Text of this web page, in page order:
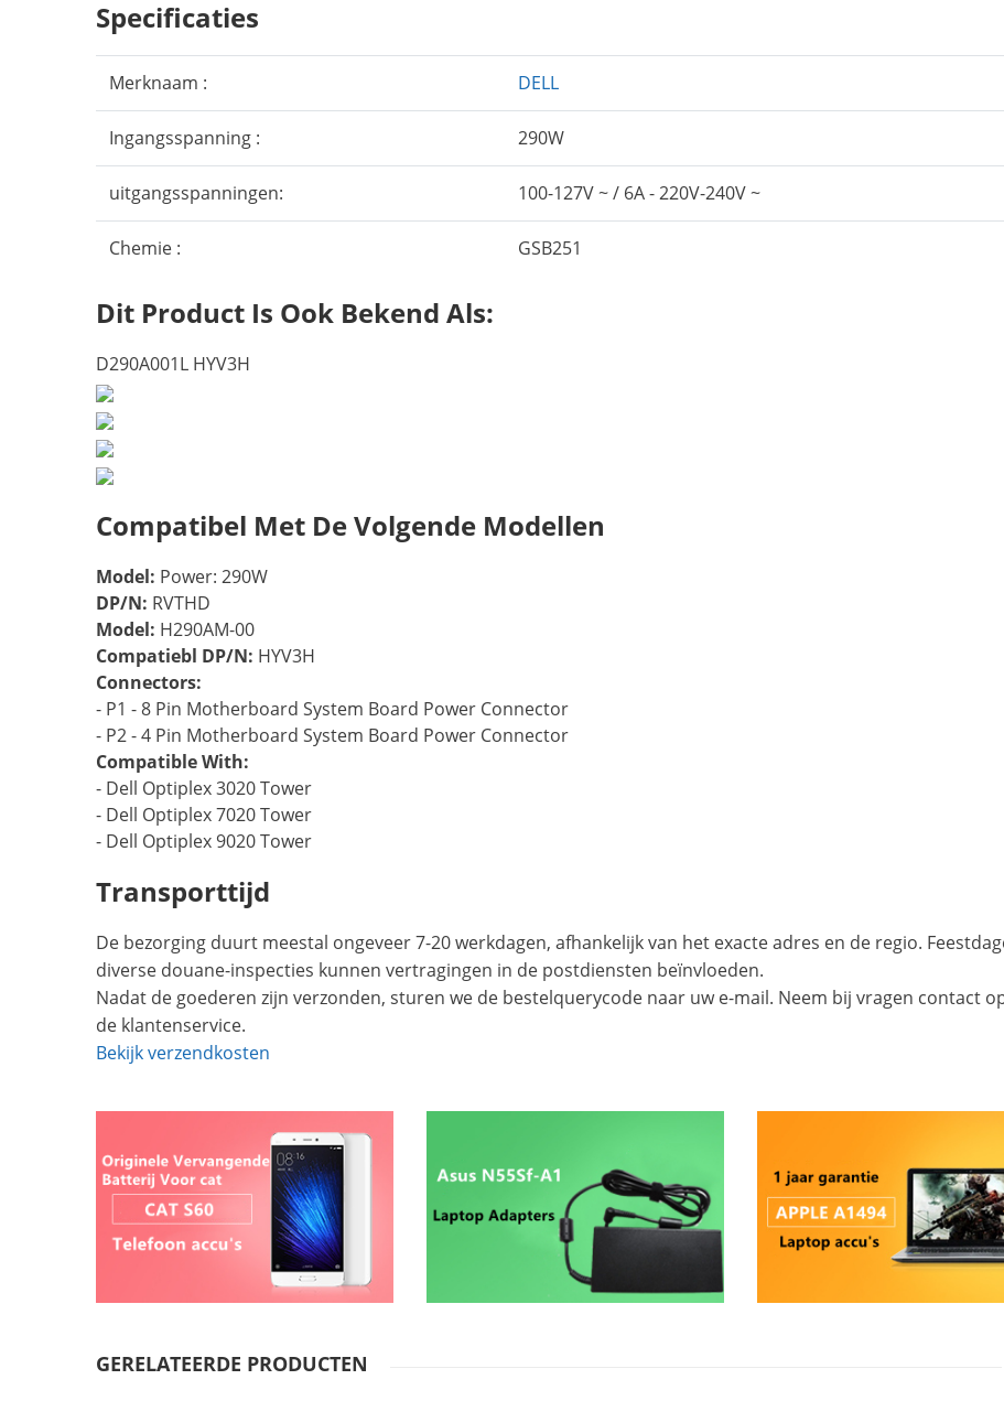
Specificaties
Merknaam : DELL
Ingangsspanning : 290W
uitgangsspanningen: 100-127V ~ / 6A - 220V-240V ~
Chemie : GSB251
Dit Product Is Ook Bekend Als:
D290A001L HYV3H
Compatibel Met De Volgende Modellen
Model: Power: 290W
DP/N: RVTHD
Model: H290AM-00
Compatiebl DP/N: HYV3H
Connectors:
- P1 - 8 Pin Motherboard System Board Power Connector
- P2 - 4 Pin Motherboard System Board Power Connector
Compatible With:
- Dell Optiplex 3020 Tower
- Dell Optiplex 7020 Tower
- Dell Optiplex 9020 Tower
Transporttijd
De bezorging duurt meestal ongeveer 7-20 werkdagen, afhankelijk van het exacte adres en de regio.
diverse douane-inspecties kunnen vertragingen in de postdiensten beïnvloeden.
Nadat de goederen zijn verzonden, sturen we de bestelquerycode naar uw e-mail. Neem bij vragen contact
de klantenservice.
Bekijk verzendkosten
GERELATEERDE PRODUCTEN